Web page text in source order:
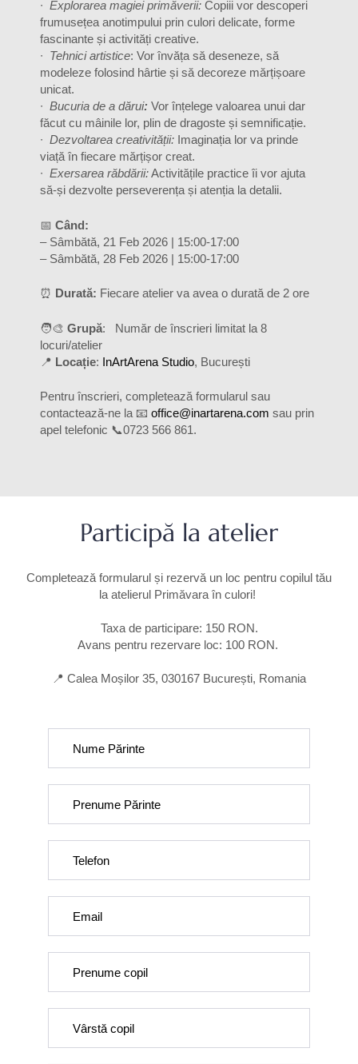
∙ Explorarea magiei primăverii: Copiii vor descoperi
frumusețea anotimpului prin culori delicate, forme
fascinante și activități creative.
∙ Tehnici artistice: Vor învăța să deseneze, să
modeleze folosind hârtie și să decoreze mărțișoare
unicat.
∙ Bucuria de a dărui: Vor înțelege valoarea unui dar
făcut cu mâinile lor, plin de dragoste și semnificație.
∙ Dezvoltarea creativității: Imaginația lor va prinde
viață în fiecare mărțișor creat.
∙ Exersarea răbdării:Activitățile practice îi vor ajuta
să-și dezvolte perseverența și atenția la detalii.
📅 Când:
– Sâmbătă, 21 Feb 2026 | 15:00-17:00
– Sâmbătă, 28 Feb 2026 | 15:00-17:00
⏰ Durată: Fiecare atelier va avea o durată de 2 ore
🧑 Grupă: Număr de înscrieri limitat la 8
locuri/atelier
📍 Locație: InArtArena Studio, București
Pentru înscrieri, completează formularul sau
contactează-ne la 📧 office@inartarena.com sau prin
apel telefonic 📞0723 566 861.
Participă la atelier
Completează formularul și rezervă un loc pentru copilul tău
la atelierul Primăvara în culori!
Taxa de participare: 150 RON.
Avans pentru rezervare loc: 100 RON.
📍 Calea Moșilor 35, 030167 București, Romania